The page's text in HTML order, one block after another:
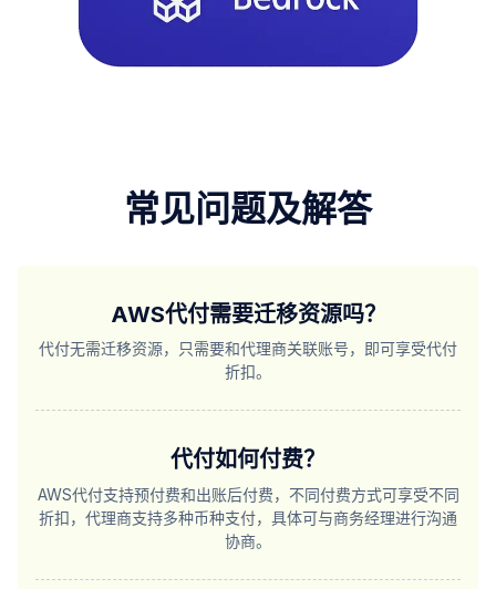
常见问题及解答
AWS代付需要迁移资源吗？
代付无需迁移资源，只需要和代理商关联账号，即可享受代付
折扣。
代付如何付费？
AWS代付支持预付费和出账后付费，不同付费方式可享受不同
折扣，代理商支持多种币种支付，具体可与商务经理进行沟通
协商。